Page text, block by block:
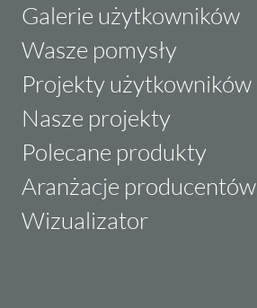
Galerie użytkowników
Wasze pomysły
Projekty użytkowników
Nasze projekty
Polecane produkty
Aranżacje producentów
Wizualizator